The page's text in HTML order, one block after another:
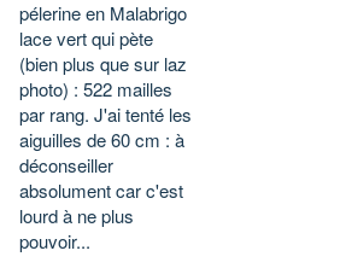
pélerine en Malabrigo
lace vert qui pète
(bien plus que sur laz
photo) : 522 mailles
par rang. J'ai tenté les
aiguilles de 60 cm : à
déconseiller
absolument car c'est
lourd à ne plus
pouvoir...